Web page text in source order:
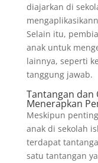
diajarkan di
Selain itu,
anak untuk
lainnya, seperti
tanggung jawab.
Tantangan dan
Menerapkan
Meskipun
anak di sekolah
terdapat
satu tantangan